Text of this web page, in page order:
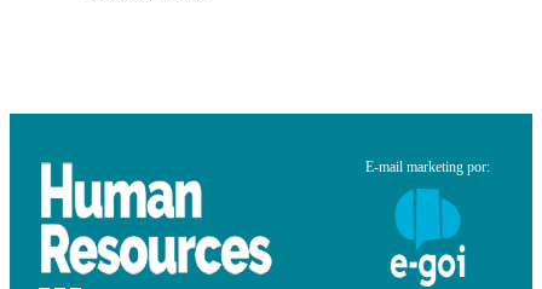
E-mail marketing por: